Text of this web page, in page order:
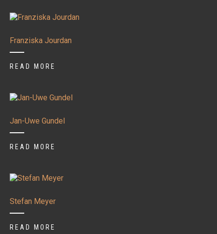
Franziska Jourdan
READ MORE
Jan-Uwe Gundel
READ MORE
Stefan Meyer
READ MORE